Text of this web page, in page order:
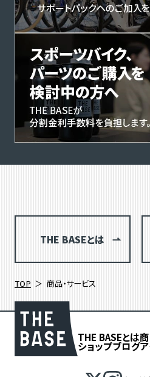
THE BASEとは
TOP 商品・サービス
THE BASEとは
ショップブログ